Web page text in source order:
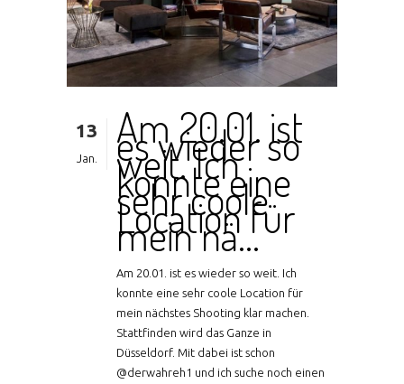
13
Jan.
Am 20.01. ist
es wieder so
weit. Ich
konnte eine
sehr coole
Location für
mein nä…
Am 20.01. ist es wieder so weit. Ich
konnte eine sehr coole Location für
mein nächstes Shooting klar machen.
Stattfinden wird das Ganze in
Düsseldorf. Mit dabei ist schon
@derwahreh1 und ich suche noch einen